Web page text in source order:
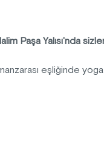
Paşa Yalısı'nda
eşliğinde
Yalısı’nda, Boğazın